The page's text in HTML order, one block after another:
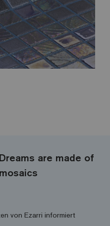
Dreams are made of
mosaics
von Ezarri informiert